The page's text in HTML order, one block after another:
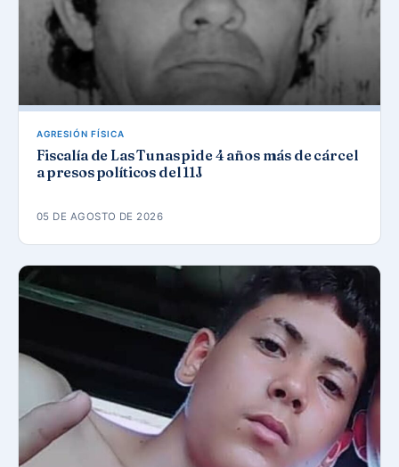
AGRESIÓN FÍSICA
Fiscalía de Las Tunas pide 4 años más de cárcel
a presos políticos del 11J
05 DE AGOSTO DE 2026